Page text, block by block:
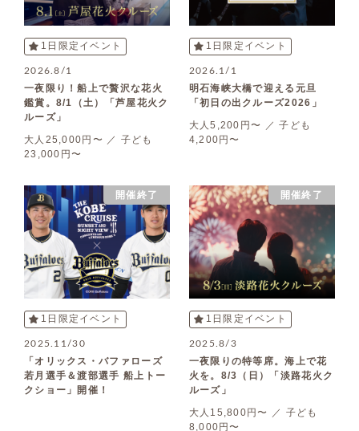
1日限定イベント
2026.8/1
一夜限り！船上で贅沢な花火
鑑賞。8/1（土）「芦屋花火ク
ルーズ」
大人25,000円〜 ／ 子ども
23,000円〜
1日限定イベント
2026.1/1
明石海峡大橋で迎える元旦
「初日の出クルーズ2026」
大人5,200円〜 ／ 子ども
4,200円〜
1日限定イベント
2025.11/30
「オリックス・バファローズ
若月選手＆渡部選手 船上トー
クショー」開催！
開催終了
1日限定イベント
2025.8/3
一夜限りの特等席。海上で花
火を。8/3（日）「淡路花火ク
ルーズ」
大人15,800円〜 ／ 子ども
8,000円〜
開催終了